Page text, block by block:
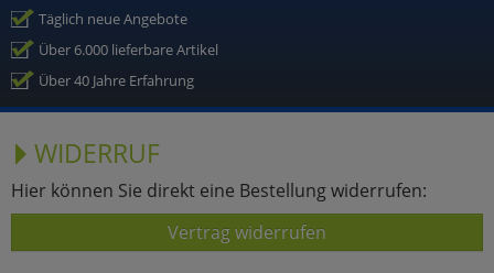
Täglich neue Angebote
Über 6.000 lieferbare Artikel
Über 40 Jahre Erfahrung
WIDERRUF
Hier können Sie direkt eine Bestellung widerrufen:
Vertrag widerrufen